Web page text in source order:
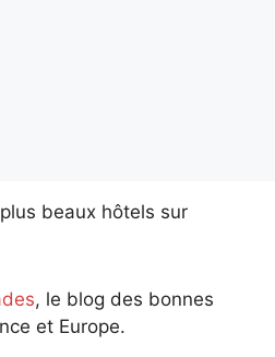
beaux hôtels sur
, le blog des bonnes
et Europe.